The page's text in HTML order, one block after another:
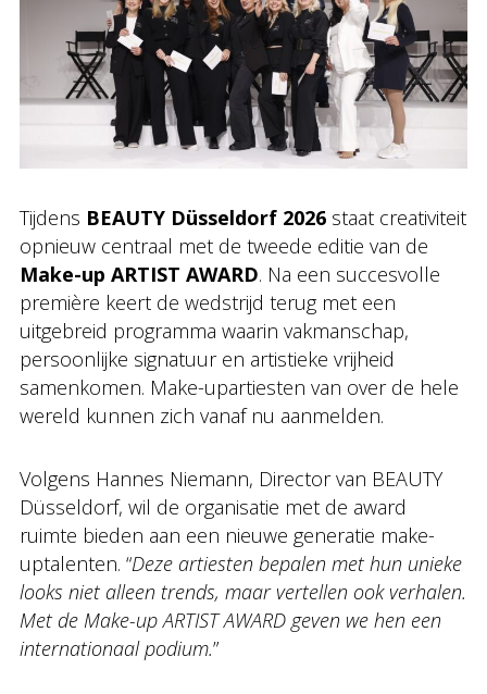
Tijdens BEAUTY Düsseldorf 2026 staat creativiteit
opnieuw centraal met de tweede editie van de
Make-up ARTIST AWARD. Na een succesvolle
première keert de wedstrijd terug met een
uitgebreid programma waarin vakmanschap,
persoonlijke signatuur en artistieke vrijheid
samenkomen. Make-upartiesten van over de hele
wereld kunnen zich vanaf nu aanmelden.
Volgens Hannes Niemann, Director van BEAUTY
Düsseldorf, wil de organisatie met de award
ruimte bieden aan een nieuwe generatie make-
uptalenten. “Deze artiesten bepalen met hun unieke
looks niet alleen trends, maar vertellen ook verhalen.
Met de Make-up ARTIST AWARD geven we hen een
internationaal podium.”